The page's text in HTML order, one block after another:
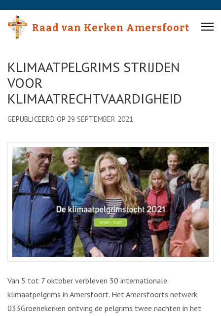
content
Enter)
Raad van Kerken Amersfoort
KLIMAATPELGRIMS STRIJDEN
VOOR
KLIMAATRECHTVAARDIGHEID
GEPUBLICEERD OP 29 SEPTEMBER 2021
Van 5 tot 7 oktober verbleven 30 internationale
klimaatpelgrims in Amersfoort. Het Amersfoorts netwerk
033Groenekerken ontving de pelgrims twee nachten in het